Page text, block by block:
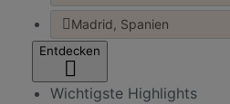
Madrid, Spanien
Entdecken
Wichtigste Highlights